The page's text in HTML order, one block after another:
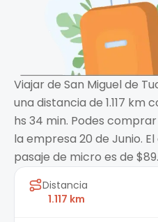
Viajar de San Miguel de
una distancia de 1.117 km
hs 34 min. Podes
la empresa 20 de Junio.
pasaje de micro es de
Distancia
1.117 km